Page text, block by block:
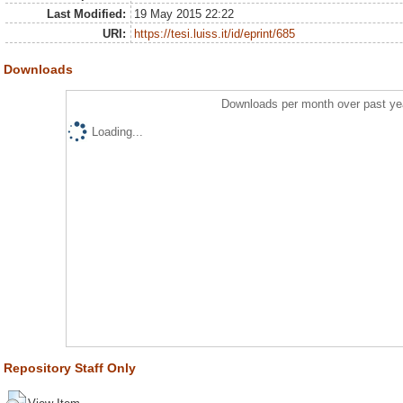
Last Modified:
19 May 2015 22:22
URI:
https://tesi.luiss.it/id/eprint/685
Downloads
Downloads per month over past
Loading...
Repository Staff Only